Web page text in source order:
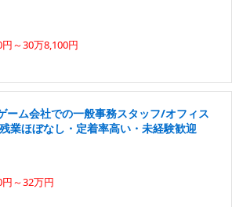
～30万8,100円
ーム会社での一般事務スタッフ/オフィス
業ほぼなし・定着率高い・未経験歓迎
～32万円